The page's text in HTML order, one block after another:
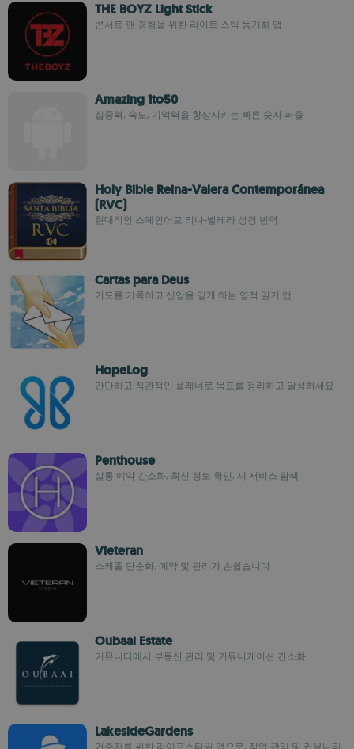
THE BOYZ Light Stick
콘서트 팬 경험을 위한 라이트 스틱 동기화 앱
Amazing 1to50
집중력, 속도, 기억력을 향상시키는 빠른 숫자 퍼즐
Holy Bible Reina-Valera Contemporánea
(RVC)
현대적인 스페인어로 리나-발레라 성경 번역
Cartas para Deus
기도를 기록하고 신앙을 깊게 하는 영적 일기 앱
HopeLog
간단하고 직관적인 플래너로 목표를 정리하고 달성하세요
Penthouse
살롱 예약 간소화, 최신 정보 확인, 새 서비스 탐색
Vieteran
스케줄 단순화, 예약 및 관리가 손쉽습니다
Oubaai Estate
커뮤니티에서 부동산 관리 및 커뮤니케이션 간소화
LakesideGardens
거주자를 위한 라이프스타일 앱으로, 작업 관리 및 커뮤니티